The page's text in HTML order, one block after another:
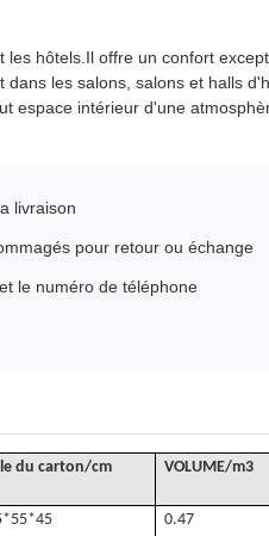
hôtels.Il offre un confort
les salons, salons et halls
espace intérieur d'une
livraison
pour retour ou échange
le numéro de téléphone
du carton/cm VOLUME/m3
0.47